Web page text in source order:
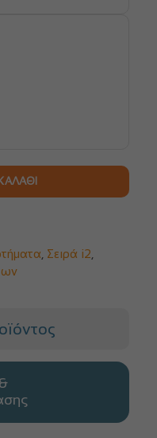
Σειρά i2